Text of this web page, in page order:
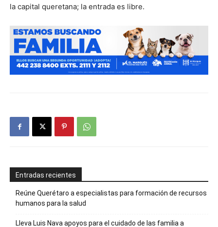
la capital queretana; la entrada es libre.
Entradas recientes
Reúne Querétaro a especialistas para formación de recursos
humanos para la salud
Lleva Luis Nava apoyos para el cuidado de las familia a